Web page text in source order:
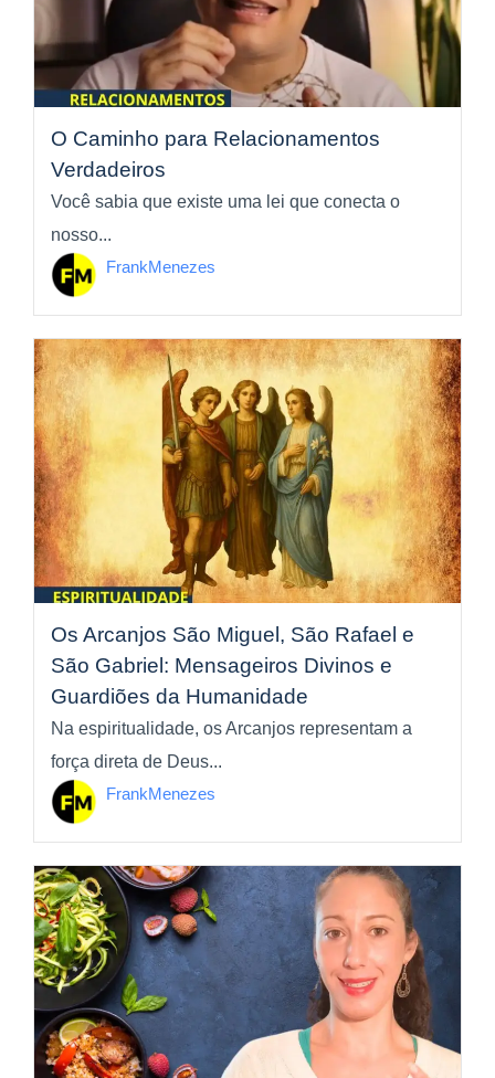
O Caminho para Relacionamentos
Verdadeiros
Você sabia que existe uma lei que conecta o
nosso...
FrankMenezes
Os Arcanjos São Miguel, São Rafael e
São Gabriel: Mensageiros Divinos e
Guardiões da Humanidade
Na espiritualidade, os Arcanjos representam a
força direta de Deus...
FrankMenezes